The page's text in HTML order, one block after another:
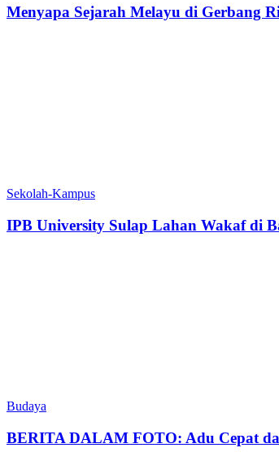
Menyapa Sejarah Melayu di Gerbang
Sekolah-Kampus
IPB University Sulap Lahan Wakaf di
Budaya
BERITA DALAM FOTO: Adu Cepat